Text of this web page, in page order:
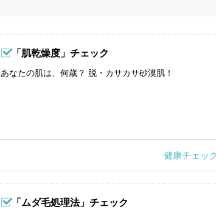
「肌乾燥度」チェック
あなたの肌は、何歳？ 脱・カサカサ砂漠肌！
健康チェッ
「ムダ毛処理法」チェック